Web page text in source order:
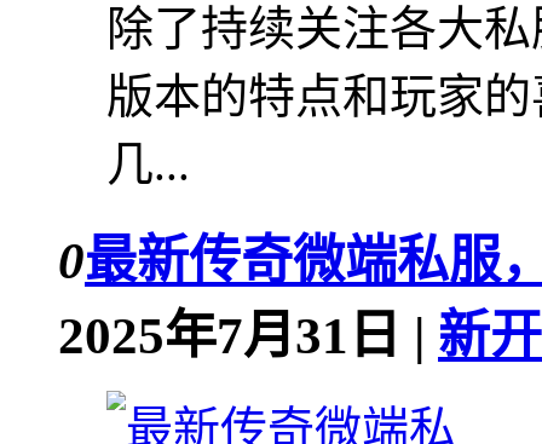
除了持续关注各大
版本的特点和玩家
几...
0最新传奇微端私服
2025年7月31日 | 新